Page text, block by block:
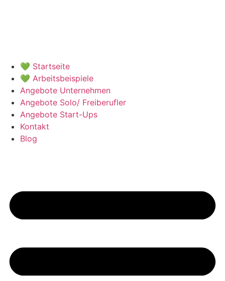
💚 Startseite
💚 Arbeitsbeispiele
Angebote Unternehmen
Angebote Solo/ Freiberufler
Angebote Start-Ups
Kontakt
Blog